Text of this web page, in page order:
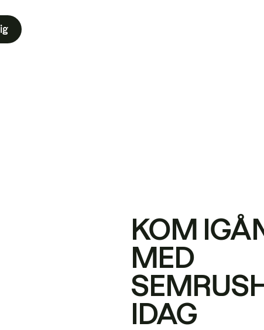
KOM
MED
IDAG